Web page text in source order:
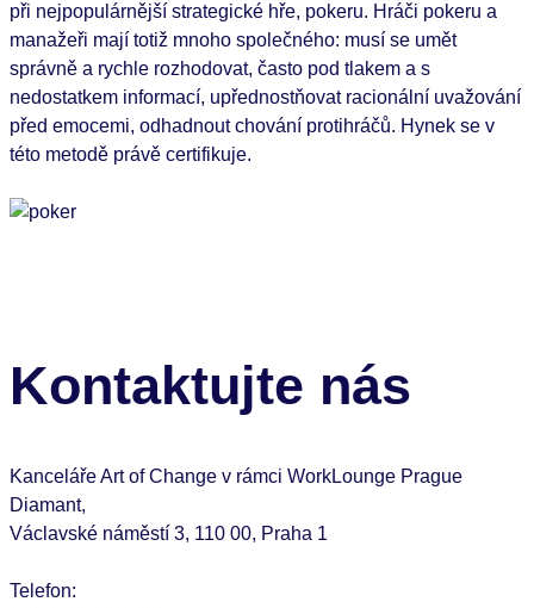
při nejpopulárnější strategické hře, pokeru. Hráči pokeru a
manažeři mají totiž mnoho společného: musí se umět
správně a rychle rozhodovat, často pod tlakem a s
nedostatkem informací, upřednostňovat racionální uvažování
před emocemi, odhadnout chování protihráčů. Hynek se v
této metodě právě certifikuje.
Kontaktujte nás
Kanceláře Art of Change v rámci WorkLounge Prague
Diamant,
Václavské náměstí 3, 110 00, Praha 1
Telefon: